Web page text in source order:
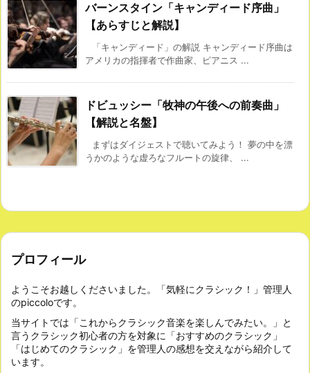
バーンスタイン「キャンディード序曲」
【あらすじと解説】
「キャンディード」の解説 キャンディード序曲は
アメリカの指揮者で作曲家、ピアニス ...
ドビュッシー「牧神の午後への前奏曲」
【解説と名盤】
まずはダイジェストで聴いてみよう！ 夢の中を漂
うかのような虚ろなフルートの旋律、 ...
プロフィール
ようこそお越しくださいました。「気軽にクラシック！」管理人
のpiccoloです。
当サイトでは「これからクラシック音楽を楽しんでみたい。」と
言うクラシック初心者の方を対象に「おすすめのクラシック」
「はじめてのクラシック」を管理人の感想を交えながら紹介して
います。